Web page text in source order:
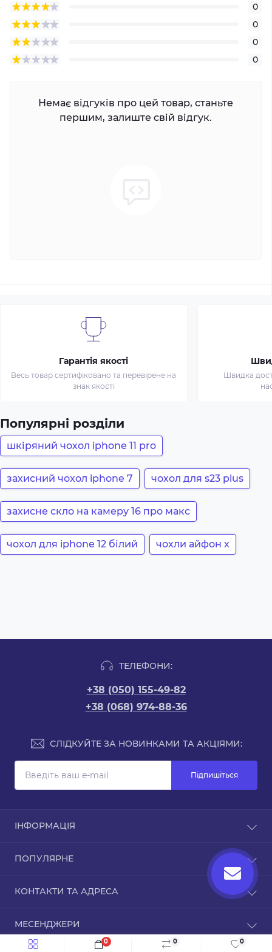
0 0
0
0
0
0
0
Немає відгуків про цей товар, станьте
першим, залиште свій відгук.
Гарантія якості
Весь товар сертифіковано та перевірене на
знак якості
Швидка
Популярні розділи
шкіряний чохол iphone 11 pro
захисний чохол iphone 7 чохол для s23 plus
захисне скло на камеру 16 про макс
чохол для iphone 12 білий чохли айфон х
ТЕЛЕФОНИ:
+38 (050) 155-49-82
+38 (068) 974-88-36
СЛІДКУЙТЕ ЗА НОВИНКАМИ ТА АКЦІЯМИ:
Підпишіться
ІНФОРМАЦІЯ
Про магазин
Повернення товару
Виробники
Акції
ПОПУЛЯРНЕ
КОНТАКТИ ТА АДРЕСА
Дніпропетровська область, 49000
МЕСЕНДЖЕРИ
Telegram